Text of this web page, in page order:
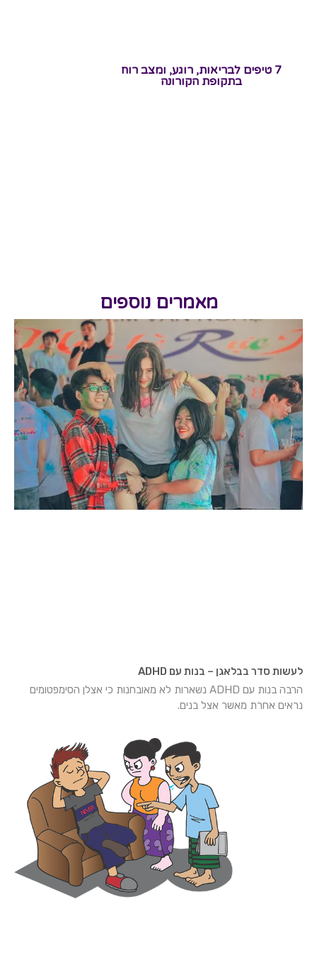
7 טיפים לבריאות, רוגע, ומצב רוח
בתקופת הקורונה
מאמרים נוספים
לעשות סדר בבלאגן – בנות עם ADHD
הרבה בנות עם ADHD נשארות לא מאובחנות כי אצלן הסימפטומים
נראים אחרת מאשר אצל בנים.